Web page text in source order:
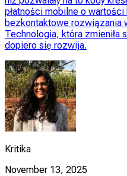
płatności mobilne o
bezkontaktowe rozwiązania
Technologia, która zmieniła
dopiero się rozwija.
Kritika
November 13, 2025